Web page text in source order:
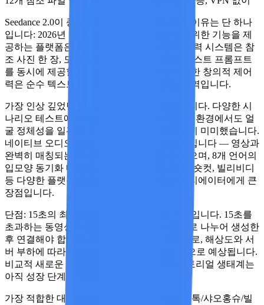
Seedance 2.0이 종합 최우수 추천을 받은 핵심 이유는 단 하나
입니다: 2026년 현재 단일 도구로 이처럼 광범위한 기능을 제
공하는 플랫폼은 존재하지 않습니다. 4모드 입력 시스템은 참
조 사진 한 장, 모션 참조 영상, 오디오 트랙, 텍스트 프롬프트
를 동시에 제공할 수 있음을 의미합니다. 이러한 창의적 제어
력은 순수 텍스트 도구로는 도달할 수 없는 영역입니다.
가장 인상 깊었던 점
은 캐릭터 일관성 엔진입니다. 다양한 시
나리오 테스트에서 Seedance는 완전히 다른 세 환경에서도 얼
굴 정체성을 일관되게 유지했으며, 오차가 극히 미미했습니다.
네이티브 오디오 생성 기능 또한 매우 실용적입니다 — 영상과
완벽히 매칭되는 사운드 효과를 생성할 수 있으며, 8개 언어의
입모양 동기화 대화를 지원합니다. 이는 틱톡, 숏컷, 빌리비디
등 다양한 플랫폼 콘텐츠를 제작해야 하는 크리에이터에게 큰
장점입니다.
단점: 15초의 최대 길이는 실질적인 제약 사항입니다. 15초를
초과하는 동영상이 필요한 경우, 여러 부분으로 나누어 생성한
후 연결해야 합니다. 생성 속도는 중간 수준으로, 해상도와 서
버 부하에 따라 각 클립당 2~3분이 소요될 것으로 예상됩니다.
비교적 새로운 플랫폼인 만큼 커뮤니티와 튜토리얼 생태계는
아직 성장 단계에 있습니다.
가장 적합한 대상:
소셜 미디어 크리에이터(틱톡/샤오홍슈/빌